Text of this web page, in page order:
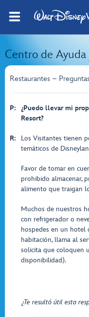
Centro de
Restaurantes –
P:
¿Puedo llevar mi
Resort?
R:
Los Visitantes tienen
temáticos de
Favor de tomar en
prohibido almacenar,
alimento que traigan
Muchos de nuestros
con refrigerador o
hospedes en un hotel
habitación, llama al
solicita que coloquen
disponibilidad).
¿Te resultó útil esta